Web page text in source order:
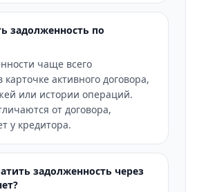
задолженность по
чаще всего
карточке активного договора,
или истории операций.
от договора,
у кредитора.
задолженность через